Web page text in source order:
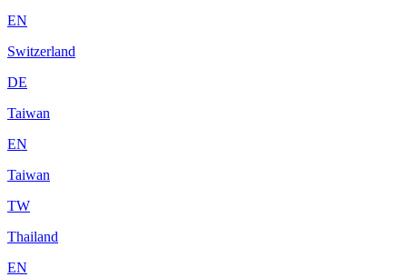
EN
Switzerland
DE
Taiwan
EN
Taiwan
TW
Thailand
EN